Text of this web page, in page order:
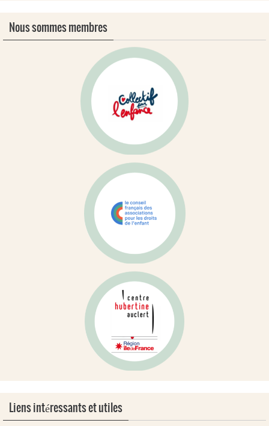
Nous sommes membres
Liens intéressants et utiles